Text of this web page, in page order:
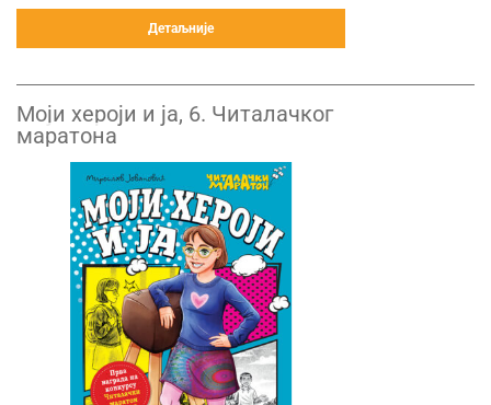
Детаљније
Моји хероји и ја, 6. Читалачког
маратона